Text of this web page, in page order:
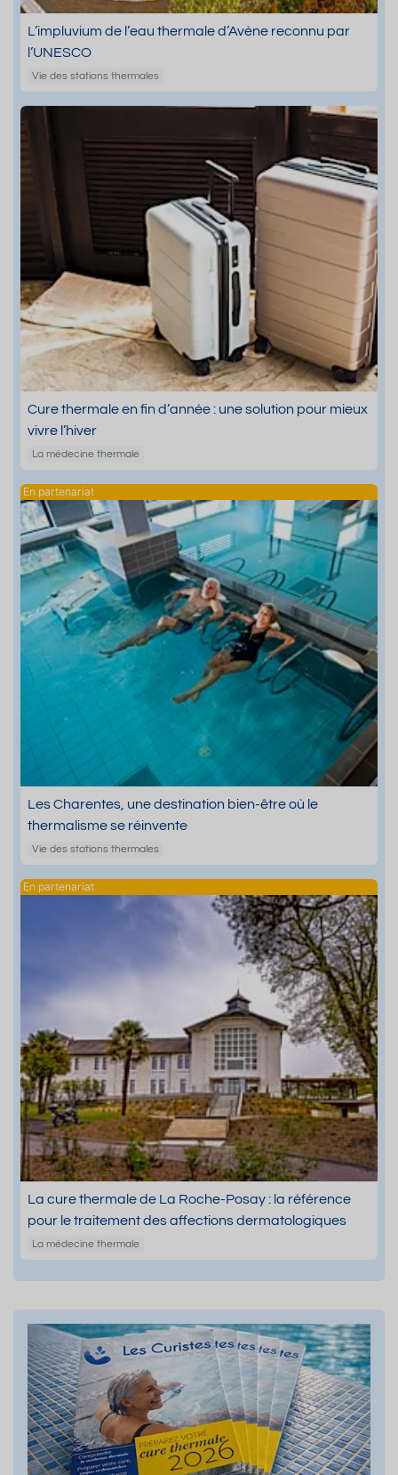
L’impluvium de l’eau thermale d’Avène reconnu par
l’UNESCO
Vie des stations thermales
Cure thermale en fin d’année : une solution pour mieux
vivre l’hiver
La médecine thermale
Les Charentes, une destination bien-être où le
thermalisme se réinvente
Vie des stations thermales
La cure thermale de La Roche-Posay : la référence
pour le traitement des affections dermatologiques
La médecine thermale